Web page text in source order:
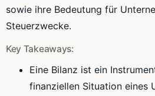
sowie ihre Bedeutung für
Steuerzwecke.
Key Takeaways:
Eine Bilanz ist ein
finanziellen Situation eines